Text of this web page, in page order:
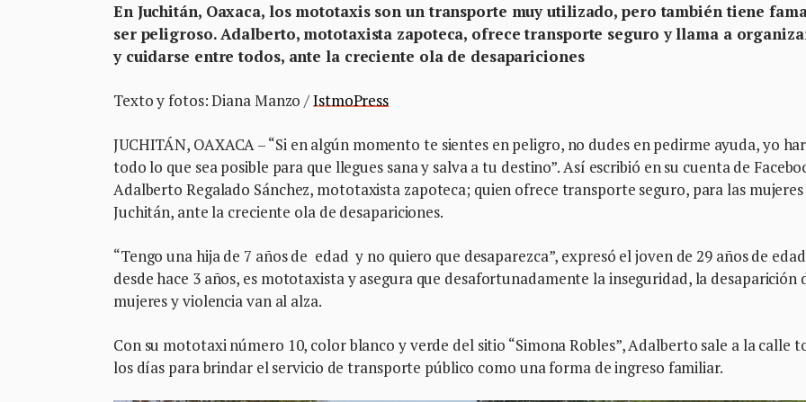
En Juchitán, Oaxaca, los mototaxis son un transporte muy utilizado, pero también tiene
ser peligroso. Adalberto, mototaxista zapoteca, ofrece transporte seguro y llama a
y cuidarse entre todos, ante la creciente ola de desapariciones
Texto y fotos: Diana Manzo /IstmoPress
JUCHITÁN, OAXACA – “Si en algún momento te sientes en peligro, no dudes en pedirme ayuda, yo
todo lo que sea posible para que llegues sana y salva a tu destino”. Así escribió en su cuenta de
Adalberto Regalado Sánchez, mototaxista zapoteca; quien ofrece transporte seguro, para las mujeres
Juchitán, ante la creciente ola de desapariciones.
“Tengo una hija de 7 años de edad y no quiero que desaparezca”, expresó el joven de 29 años de
desde hace 3 años, es mototaxista y asegura que desafortunadamente la inseguridad, la desaparición
mujeres y violencia van al alza.
Con su mototaxi número 10, color blanco y verde del sitio “Simona Robles”, Adalberto sale a la calle
los días para brindar el servicio de transporte público como una forma de ingreso familiar.